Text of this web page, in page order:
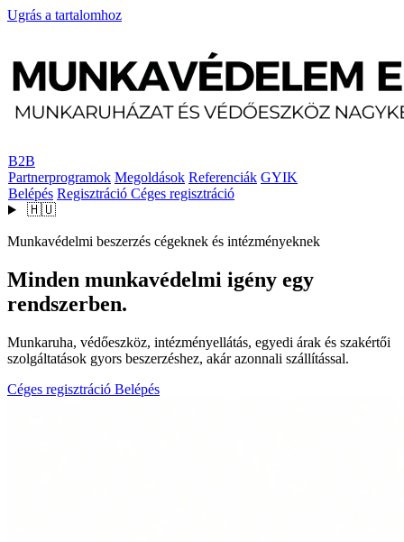
Ugrás a tartalomhoz
B2B
Partnerprogramok Megoldások Referenciák GYIK
Belépés Regisztráció Céges regisztráció
🇭🇺
Munkavédelmi beszerzés cégeknek és intézményeknek
Minden munkavédelmi igény egy
rendszerben.
Munkaruha, védőeszköz, intézményellátás, egyedi árak és szakértői
szolgáltatások gyors beszerzéshez, akár azonnali szállítással.
Céges regisztráció Belépés